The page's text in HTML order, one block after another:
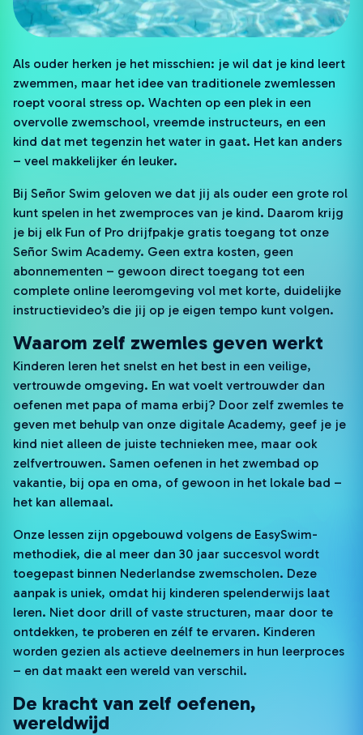
Als ouder herken je het misschien: je wil dat je kind leert
zwemmen, maar het idee van traditionele zwemlessen
roept vooral stress op. Wachten op een plek in een
overvolle zwemschool, vreemde instructeurs, en een
kind dat met tegenzin het water in gaat. Het kan anders
– veel makkelijker én leuker.
Bij Señor Swim geloven we dat jij als ouder een grote rol
kunt spelen in het zwemproces van je kind. Daarom krijg
je bij elk Fun of Pro drijfpakje gratis toegang tot onze
Señor Swim Academy. Geen extra kosten, geen
abonnementen – gewoon direct toegang tot een
complete online leeromgeving vol met korte, duidelijke
instructievideo’s die jij op je eigen tempo kunt volgen.
Waarom zelf zwemles geven werkt
Kinderen leren het snelst en het best in een veilige,
vertrouwde omgeving. En wat voelt vertrouwder dan
oefenen met papa of mama erbij? Door zelf zwemles te
geven met behulp van onze digitale Academy, geef je je
kind niet alleen de juiste technieken mee, maar ook
zelfvertrouwen. Samen oefenen in het zwembad op
vakantie, bij opa en oma, of gewoon in het lokale bad –
het kan allemaal.
Onze lessen zijn opgebouwd volgens de EasySwim-
methodiek, die al meer dan 30 jaar succesvol wordt
toegepast binnen Nederlandse zwemscholen. Deze
aanpak is uniek, omdat hij kinderen spelenderwijs laat
leren. Niet door drill of vaste structuren, maar door te
ontdekken, te proberen en zélf te ervaren. Kinderen
worden gezien als actieve deelnemers in hun leerproces
– en dat maakt een wereld van verschil.
De kracht van zelf oefenen,
wereldwijd